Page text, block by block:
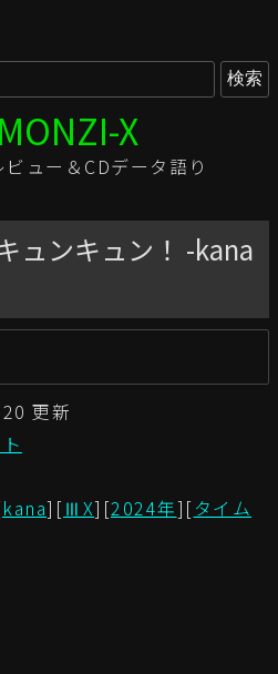
ュー＆CDデータ語り
ュンキュン！ -kana
更新
kana][ⅢX][2024年][タイム